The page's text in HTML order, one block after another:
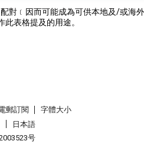
對﹝因而可能成為可供本地及/或海
表格提及的用途。
郵訂閱
字體大小
日本語
号